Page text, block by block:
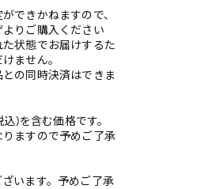
できかねますので、
りご購入ください
状態でお届けするた
ません。
の同時決済はできま
)を含む価格です。
ますので予めご了承
います。予めご了承